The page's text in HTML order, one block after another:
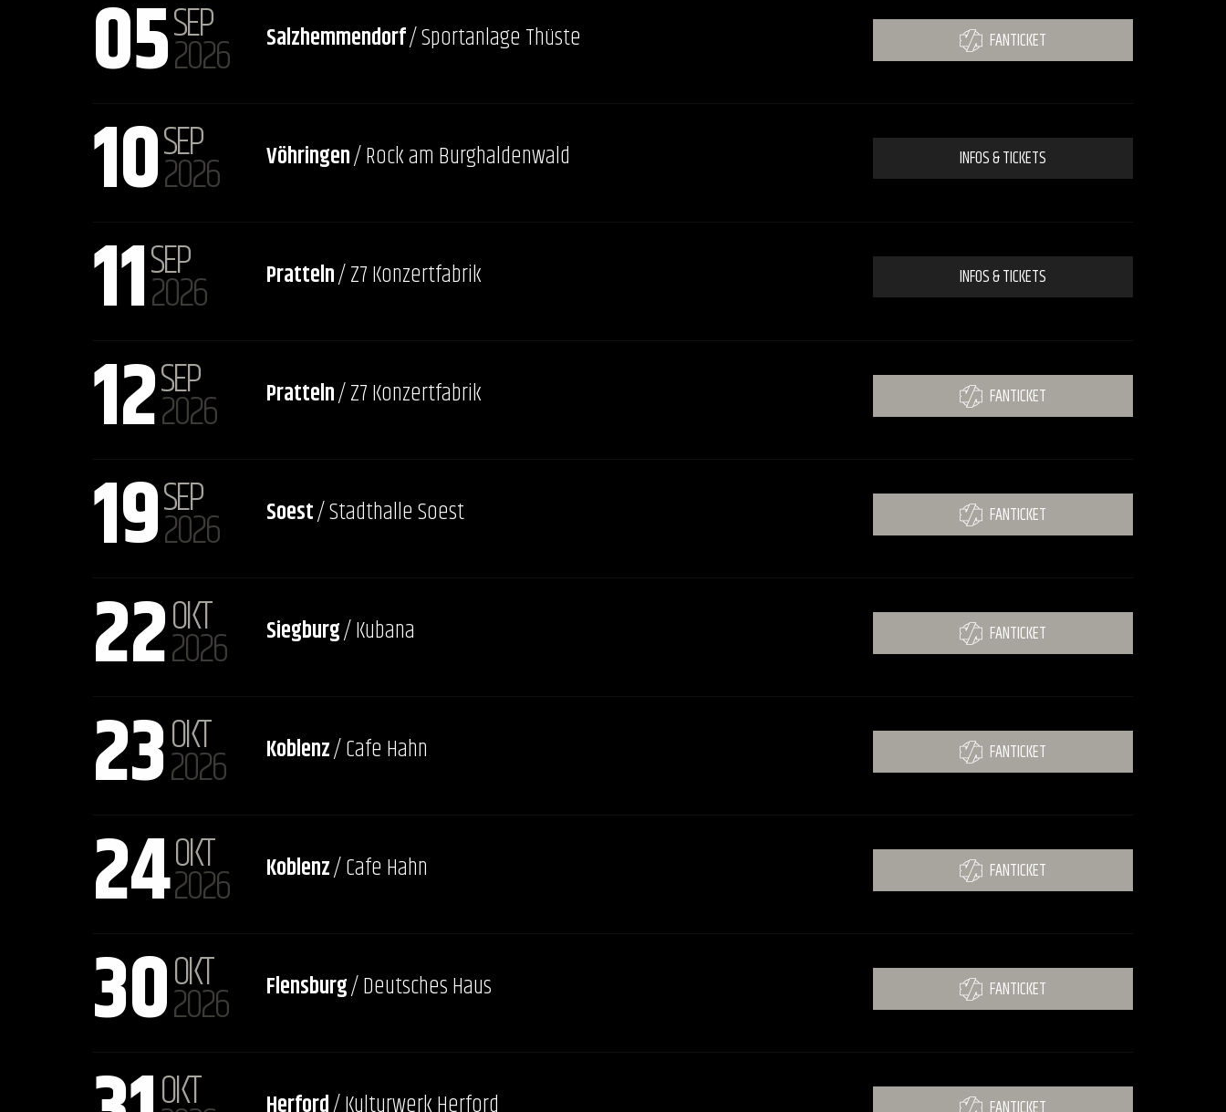
05SEP
2026 Salzhemmendorf/ Sportanlage Thüste FANTICKET
10SEP
2026 Vöhringen/ Rock am Burghaldenwald INFOS & TICKETS
11SEP
2026 Pratteln/ Z7 Konzertfabrik INFOS & TICKETS
12SEP
2026 Pratteln/ Z7 Konzertfabrik FANTICKET
19SEP
2026 Soest/ Stadthalle Soest FANTICKET
22OKT
2026 Siegburg/ Kubana FANTICKET
23OKT
2026 Koblenz/ Cafe Hahn FANTICKET
24OKT
2026 Koblenz/ Cafe Hahn FANTICKET
30OKT
2026 Flensburg/ Deutsches Haus FANTICKET
OKT